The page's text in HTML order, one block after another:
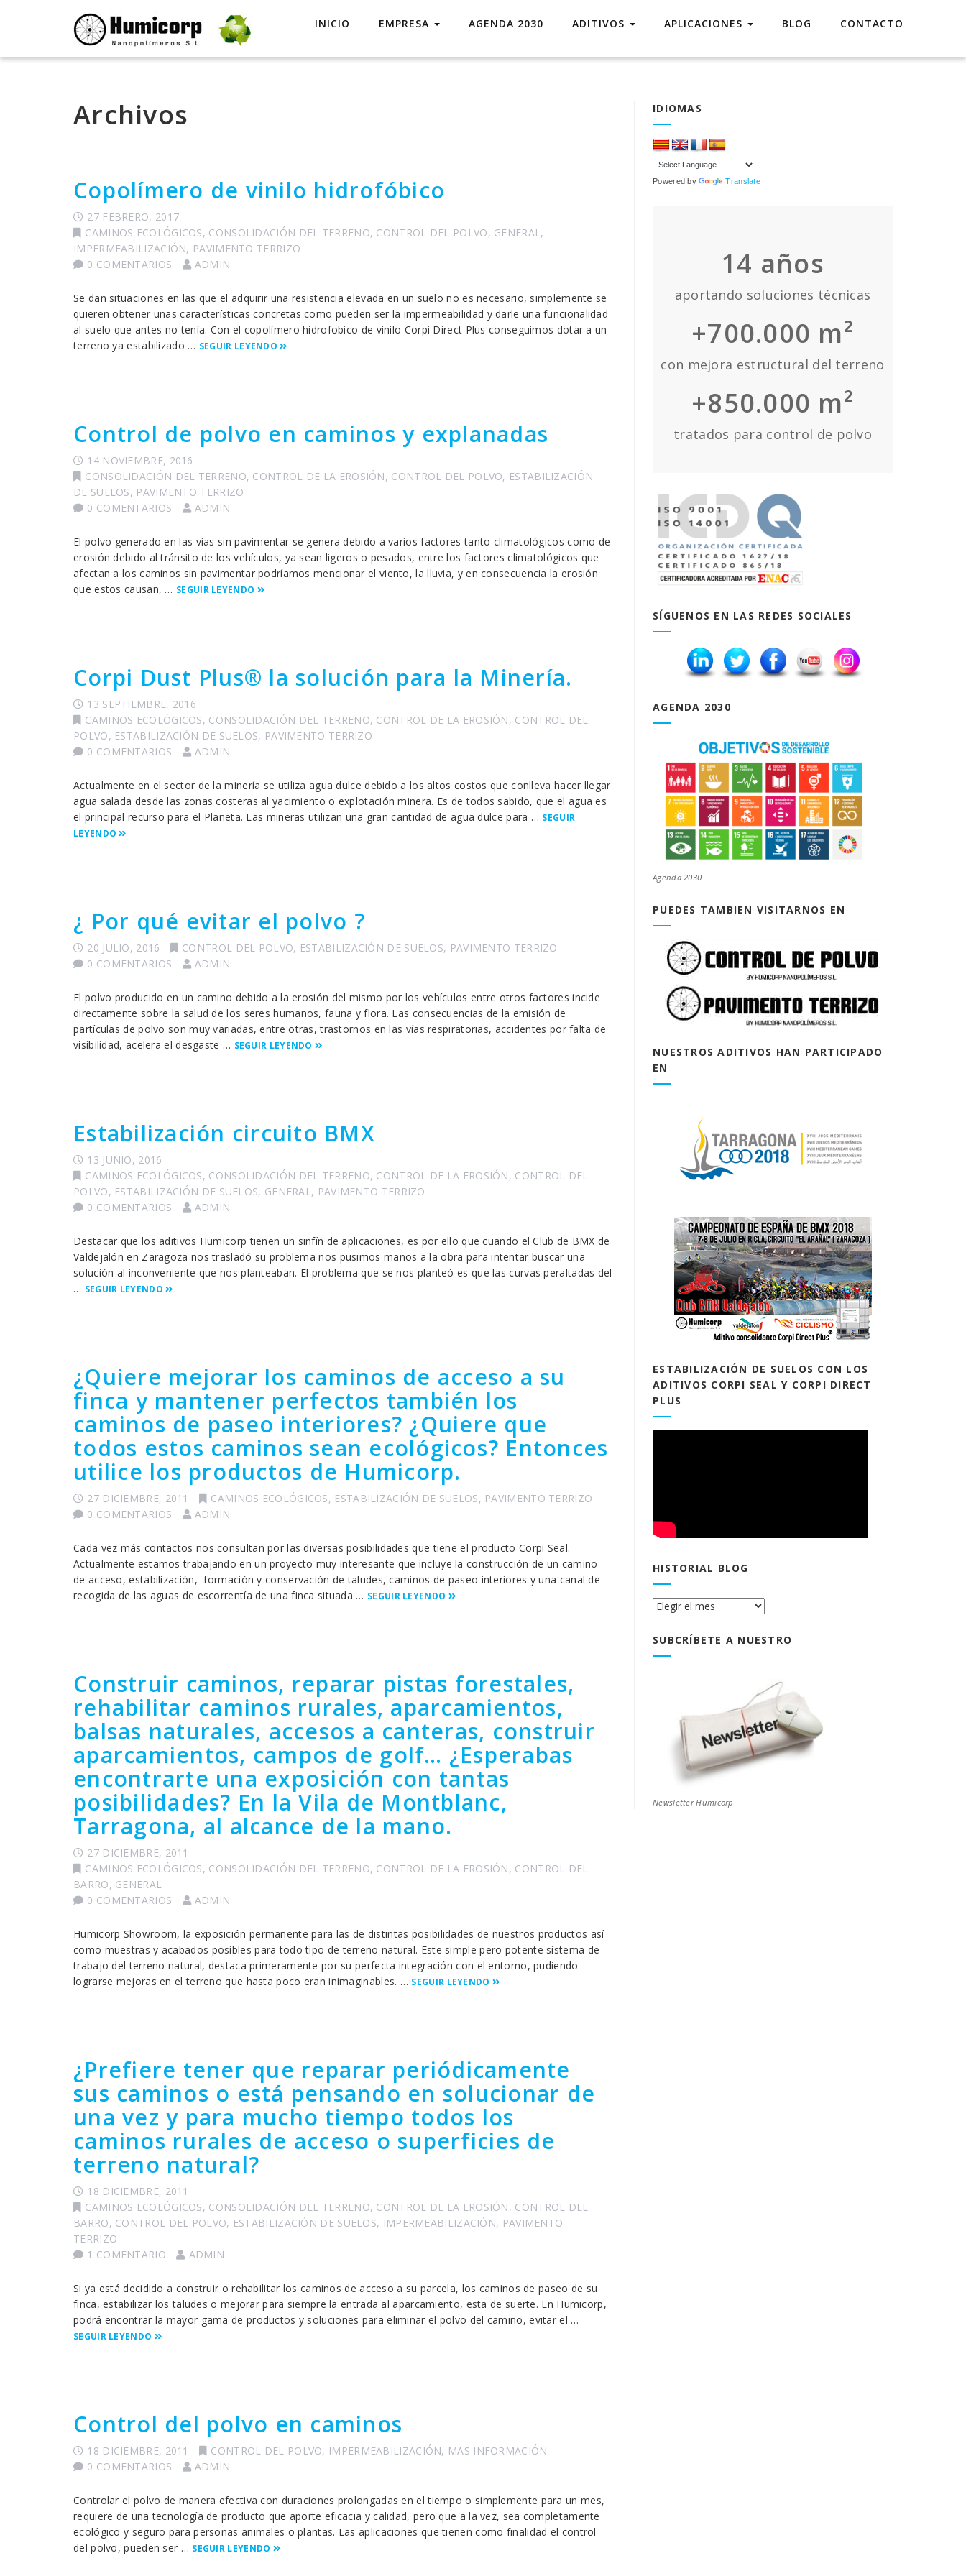
INICIO EMPRESA AGENDA 2030 ADITIVOS APLICACIONES BLOG CONTACTO
Archivos
Copolímero de vinilo hidrofóbico
27 FEBRERO, 2017
CAMINOS ECOLÓGICOS, CONSOLIDACIÓN DEL TERRENO, CONTROL DEL POLVO, GENERAL,
IMPERMEABILIZACIÓN, PAVIMENTO TERRIZO
0 COMENTARIOS
ADMIN
Se dan situaciones en las que el adquirir una resistencia elevada en un suelo no es necesario, simplemente se
quieren obtener unas características concretas como pueden ser la impermeabilidad y darle una funcionalidad
al suelo que antes no tenía. Con el copolímero hidrofobico de vinilo Corpi Direct Plus conseguimos dotar a un
terreno ya estabilizado … SEGUIR LEYENDO
Control de polvo en caminos y explanadas
14 NOVIEMBRE, 2016
CONSOLIDACIÓN DEL TERRENO, CONTROL DE LA EROSIÓN, CONTROL DEL POLVO, ESTABILIZACIÓN
DE SUELOS, PAVIMENTO TERRIZO
0 COMENTARIOS
ADMIN
El polvo generado en las vías sin pavimentar se genera debido a varios factores tanto climatológicos como de
erosión debido al tránsito de los vehículos, ya sean ligeros o pesados, entre los factores climatológicos que
afectan a los caminos sin pavimentar podríamos mencionar el viento, la lluvia, y en consecuencia la erosión
que estos causan, … SEGUIR LEYENDO
Corpi Dust Plus® la solución para la Minería.
13 SEPTIEMBRE, 2016
CAMINOS ECOLÓGICOS, CONSOLIDACIÓN DEL TERRENO, CONTROL DE LA EROSIÓN, CONTROL DEL
POLVO, ESTABILIZACIÓN DE SUELOS, PAVIMENTO TERRIZO
0 COMENTARIOS
ADMIN
Actualmente en el sector de la minería se utiliza agua dulce debido a los altos costos que conlleva hacer llegar
agua salada desde las zonas costeras al yacimiento o explotación minera. Es de todos sabido, que el agua es
el principal recurso para el Planeta. Las mineras utilizan una gran cantidad de agua dulce para … SEGUIR
LEYENDO
¿ Por qué evitar el polvo ?
20 JULIO, 2016 CONTROL DEL POLVO, ESTABILIZACIÓN DE SUELOS, PAVIMENTO TERRIZO
0 COMENTARIOS
ADMIN
El polvo producido en un camino debido a la erosión del mismo por los vehículos entre otros factores incide
directamente sobre la salud de los seres humanos, fauna y flora. Las consecuencias de la emisión de
partículas de polvo son muy variadas, entre otras, trastornos en las vías respiratorias, accidentes por falta de
visibilidad, acelera el desgaste … SEGUIR LEYENDO
Estabilización circuito BMX
13 JUNIO, 2016
CAMINOS ECOLÓGICOS, CONSOLIDACIÓN DEL TERRENO, CONTROL DE LA EROSIÓN, CONTROL DEL
POLVO, ESTABILIZACIÓN DE SUELOS, GENERAL, PAVIMENTO TERRIZO
0 COMENTARIOS
ADMIN
Destacar que los aditivos Humicorp tienen un sinfín de aplicaciones, es por ello que cuando el Club de BMX de
Valdejalón en Zaragoza nos trasladó su problema nos pusimos manos a la obra para intentar buscar una
solución al inconveniente que nos planteaban. El problema que se nos planteó es que las curvas peraltadas del
… SEGUIR LEYENDO
¿Quiere mejorar los caminos de acceso a su
finca y mantener perfectos también los
caminos de paseo interiores? ¿Quiere que
todos estos caminos sean ecológicos? Entonces
utilice los productos de Humicorp.
27 DICIEMBRE, 2011 CAMINOS ECOLÓGICOS, ESTABILIZACIÓN DE SUELOS, PAVIMENTO TERRIZO
0 COMENTARIOS
ADMIN
Cada vez más contactos nos consultan por las diversas posibilidades que tiene el producto Corpi Seal.
Actualmente estamos trabajando en un proyecto muy interesante que incluye la construcción de un camino
de acceso, estabilización, formación y conservación de taludes, caminos de paseo interiores y una canal de
recogida de las aguas de escorrentía de una finca situada … SEGUIR LEYENDO
Construir caminos, reparar pistas forestales,
rehabilitar caminos rurales, aparcamientos,
balsas naturales, accesos a canteras, construir
aparcamientos, campos de golf… ¿Esperabas
encontrarte una exposición con tantas
posibilidades? En la Vila de Montblanc,
Tarragona, al alcance de la mano.
27 DICIEMBRE, 2011
CAMINOS ECOLÓGICOS, CONSOLIDACIÓN DEL TERRENO, CONTROL DE LA EROSIÓN, CONTROL DEL
BARRO, GENERAL
0 COMENTARIOS
ADMIN
Humicorp Showroom, la exposición permanente para las de distintas posibilidades de nuestros productos así
como muestras y acabados posibles para todo tipo de terreno natural. Este simple pero potente sistema de
trabajo del terreno natural, destaca primeramente por su perfecta integración con el entorno, pudiendo
lograrse mejoras en el terreno que hasta poco eran inimaginables. … SEGUIR LEYENDO
¿Prefiere tener que reparar periódicamente
sus caminos o está pensando en solucionar de
una vez y para mucho tiempo todos los
caminos rurales de acceso o superficies de
terreno natural?
18 DICIEMBRE, 2011
CAMINOS ECOLÓGICOS, CONSOLIDACIÓN DEL TERRENO, CONTROL DE LA EROSIÓN, CONTROL DEL
BARRO, CONTROL DEL POLVO, ESTABILIZACIÓN DE SUELOS, IMPERMEABILIZACIÓN, PAVIMENTO
TERRIZO
1 COMENTARIO
ADMIN
Si ya está decidido a construir o rehabilitar los caminos de acceso a su parcela, los caminos de paseo de su
finca, estabilizar los taludes o mejorar para siempre la entrada al aparcamiento, esta de suerte. En Humicorp,
podrá encontrar la mayor gama de productos y soluciones para eliminar el polvo del camino, evitar el …
SEGUIR LEYENDO
Control del polvo en caminos
18 DICIEMBRE, 2011 CONTROL DEL POLVO, IMPERMEABILIZACIÓN, MAS INFORMACIÓN
0 COMENTARIOS
ADMIN
Controlar el polvo de manera efectiva con duraciones prolongadas en el tiempo o simplemente para un mes,
requiere de una tecnología de producto que aporte eficacia y calidad, pero que a la vez, sea completamente
ecológico y seguro para personas animales o plantas. Las aplicaciones que tienen como finalidad el control
del polvo, pueden ser … SEGUIR LEYENDO
IDIOMAS
Powered by Translate
14 años
aportando soluciones técnicas
+700.000 m²
con mejora estructural del terreno
+850.000 m²
tratados para control de polvo
SÍGUENOS EN LAS REDES SOCIALES
AGENDA 2030
Agenda 2030
PUEDES TAMBIEN VISITARNOS EN
NUESTROS ADITIVOS HAN PARTICIPADO
EN
ESTABILIZACIÓN DE SUELOS CON LOS
ADITIVOS CORPI SEAL Y CORPI DIRECT
PLUS
HISTORIAL BLOG
Historial
SUBCRÍBETE A NUESTRO
Newsletter Humicorp